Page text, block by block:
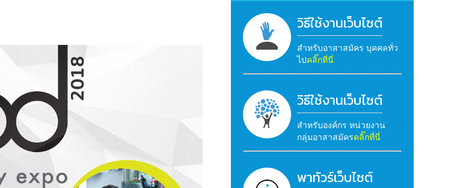
วิธีใช้งานเว็บไซต์
สำหรับอาสาสมัคร บุคคลทั่ว
ไปคลิ๊กที่นี่
วิธีใช้งานเว็บไซต์
สำหรับองค์กร หน่วยงาน
กลุ่มอาสาสมัครคลิ๊กที่นี่
พาทัวร์เว็บไซต์